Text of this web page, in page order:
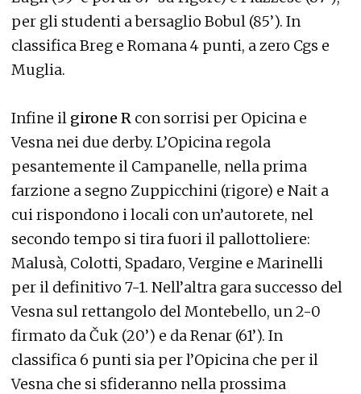
per gli studenti a bersaglio Bobul (85’). In
classifica Breg e Romana 4 punti, a zero Cgs e
Muglia.
Infine il girone R con sorrisi per Opicina e
Vesna nei due derby. L’Opicina regola
pesantemente il Campanelle, nella prima
farzione a segno Zuppicchini (rigore) e Nait a
cui rispondono i locali con un’autorete, nel
secondo tempo si tira fuori il pallottoliere:
Malusà, Colotti, Spadaro, Vergine e Marinelli
per il definitivo 7-1. Nell’altra gara successo del
Vesna sul rettangolo del Montebello, un 2-0
firmato da Čuk (20’) e da Renar (61’). In
classifica 6 punti sia per l’Opicina che per il
Vesna che si sfideranno nella prossima